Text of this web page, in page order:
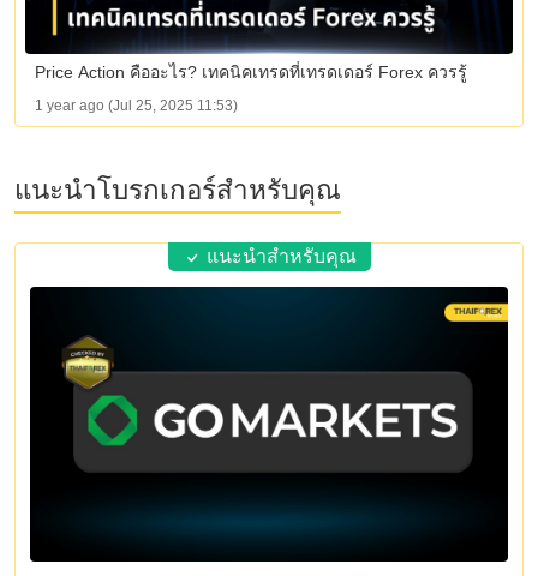
Price Action คืออะไร? เทคนิคเทรดที่เทรดเดอร์ Forex ควรรู้
1 year ago (Jul 25, 2025 11:53)
แนะนำโบรกเกอร์สำหรับคุณ
แนะนำสำหรับคุณ